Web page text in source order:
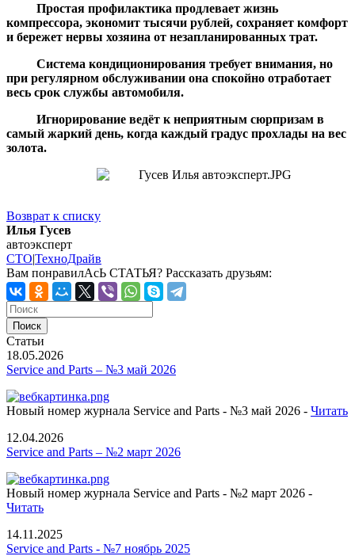
Простая профилактика продлевает жизнь
компрессора, экономит тысячи рублей, сохраняет комфорт
и бережет нервы хозяина от незапланированных трат.
Система кондиционирования требует внимания, но
при регулярном обслуживании она спокойно отработает
весь срок службы автомобиля.
Игнорирование ведёт к неприятным сюрпризам в
самый жаркий день, когда каждый градус прохлады на вес
золота.
Возврат к списку
Илья Гусев
автоэксперт
СТО|ТехноДрайв
Вам понравилАсЬ СТАТЬЯ? Рассказать друзьям:
Статьи
18.05.2026
Service and Parts – №3 май 2026
Новый номер журнала Service and Parts - №3 май 2026 - Читать
12.04.2026
Service and Parts – №2 март 2026
Новый номер журнала Service and Parts - №2 март 2026 -
Читать
14.11.2025
Service and Parts - №7 ноябрь 2025